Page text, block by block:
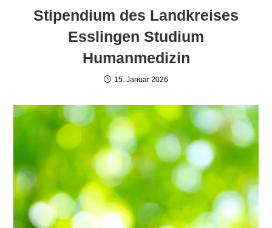
Stipendium des Landkreises
Esslingen Studium
Humanmedizin
15. Januar 2026